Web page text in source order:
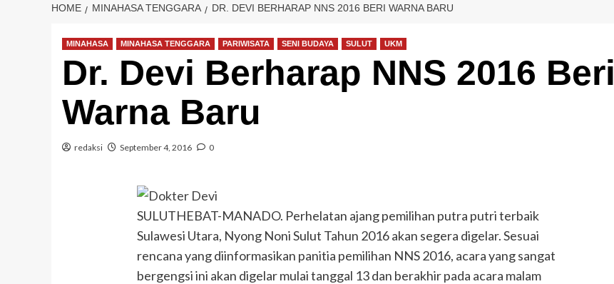
HOME MINAHASA TENGGARA DR. DEVI BERHARAP NNS 2016 BERI WARNA BARU
MINAHASA MINAHASA TENGGARA PARIWISATA SENI BUDAYA SULUT UKM
Dr. Devi Berharap NNS 2016 Beri
Warna Baru
redaksi September 4, 2016 0
SULUTHEBAT-MANADO. Perhelatan ajang pemilihan putra putri terbaik
Sulawesi Utara, Nyong Noni Sulut Tahun 2016 akan segera digelar. Sesuai
rencana yang diinformasikan panitia pemilihan NNS 2016, acara yang sangat
bergengsi ini akan digelar mulai tanggal 13 dan berakhir pada acara malam